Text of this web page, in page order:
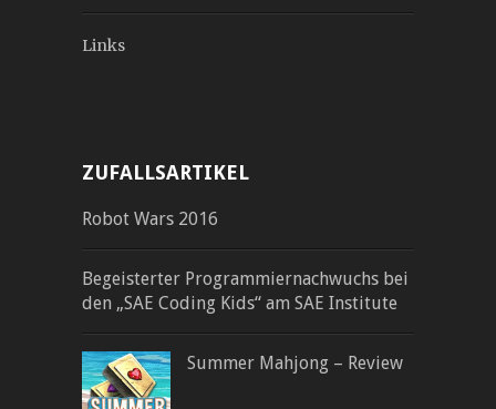
Links
ZUFALLSARTIKEL
Robot Wars 2016
Begeisterter Programmiernachwuchs bei
den „SAE Coding Kids“ am SAE Institute
Summer Mahjong – Review